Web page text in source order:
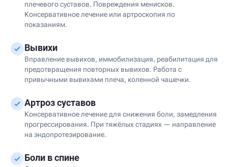
плечевого суставов. Повреждения менисков.
Консервативное лечение или артроскопия по
показаниям.
Вывихи
Вправление вывихов, иммобилизация, реабилитация для
предотвращения повторных вывихов. Работа с
привычными вывихами плеча, коленной чашечки.
Артроз суставов
Консервативное лечение для снижения боли, замедления
прогрессирования. При тяжёлых стадиях — направление
на эндопротезирование.
Боли в спине